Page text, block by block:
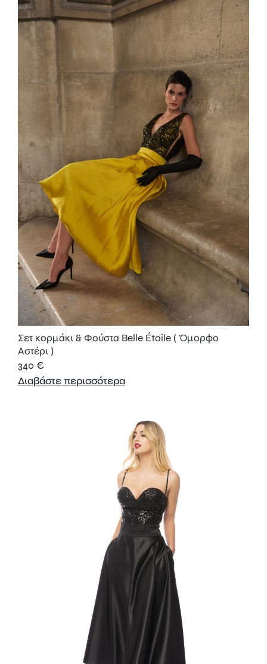
Σετ κορμάκι & Φούστα Belle Étoile ( Όμορφο
Αστέρι )
340 €
Διαβάστε περισσότερα